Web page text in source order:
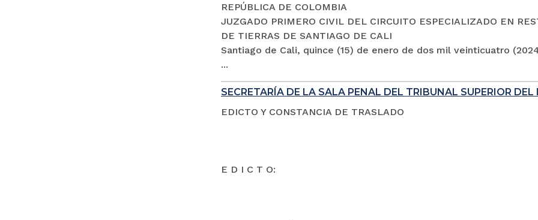
REPÚBLICA DE COLOMBIA
JUZGADO PRIMERO CIVIL DEL CIRCUITO ESPECIALIZADO EN
DE TIERRAS DE SANTIAGO DE CALI
Santiago de Cali, quince (15) de enero de dos mil veinticuatro
...
SECRETARÍA DE LA SALA PENAL DEL TRIBUNAL SUPERIOR
EDICTO Y CONSTANCIA DE TRASLADO
E D I C T O: